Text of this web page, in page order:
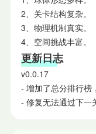
2、关卡结构复杂。
3、物理机制真实。
4、空间挑战丰富。
更新日志
v0.0.17
- 增加了总分排行榜
- 修复无法通过下一